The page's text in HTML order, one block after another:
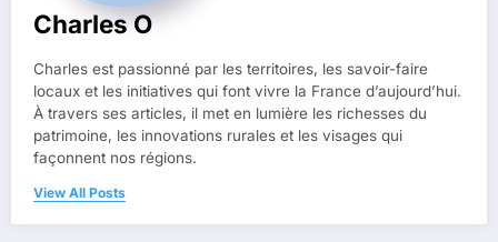
Charles O
Charles est passionné par les territoires, les savoir-faire
locaux et les initiatives qui font vivre la France d’aujourd’hui.
À travers ses articles, il met en lumière les richesses du
patrimoine, les innovations rurales et les visages qui
façonnent nos régions.
View All Posts